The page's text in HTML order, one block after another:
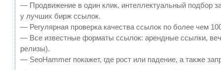
— Продвижение в один клик, интеллектуальный подбор
у лучших бирж ссылок.
— Регулярная проверка качества ссылок по более чем
— Все известные форматы ссылок: арендные ссылки,
релизы).
— SeoHammer покажет, где рост или падение, а также